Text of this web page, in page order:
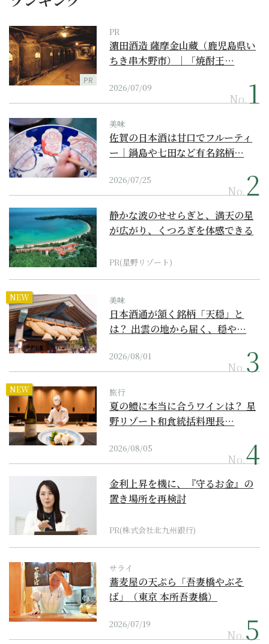
PR
PR
濵田酒造 薩摩金山蔵（鹿児島県い
ちき串木野市）｜「焼酎王…
2026/07/09
No.
美味
佐賀の日本酒は甘口でフルーティ
ー｜鍋島や七田など有名銘柄…
2026/07/25
No.
静かな波のせせらぎと、満天の星
が広がり、くつろぎを体感できる
PR(星野リゾート)
NEW 美味
日本酒通が頷く銘柄「天穏」と
は？ 出雲の地から届く、穏や…
2026/08/01
No.
NEW 旅行
夏の鱧に本当に合うワインは？ 星
野リゾート和食統括料理長…
2026/08/05
No.
金利上昇を機に、『守るお金』の
置き場所を再検討
PR(株式会社北九州銀行)
サライ
蕎麦屋の天ぷら「吾妻橋やぶそ
ば」（東京 本所吾妻橋）
2026/07/19
No.